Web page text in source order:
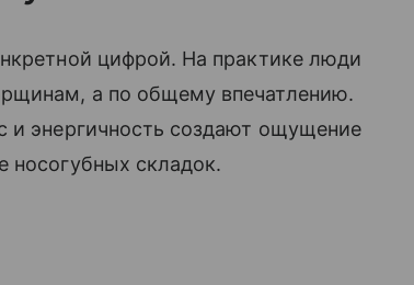
цифрой. На практике люди
а по общему впечатлению.
и энергичность создают ощущение
носогубных складок.